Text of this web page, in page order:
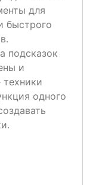
для
быстрого
подсказок
и
одного